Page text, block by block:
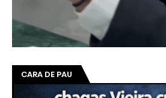
CARA DE PAU